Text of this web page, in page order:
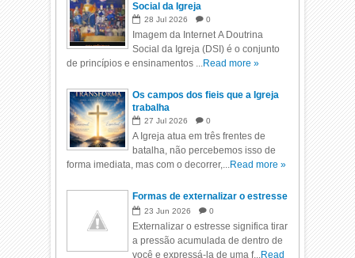
Social da Igreja
28 Jul 2026 0
Imagem da Internet A Doutrina
Social da Igreja (DSI) é o conjunto
de princípios e ensinamentos ...Read more »
Os campos dos fieis que a Igreja
trabalha
27 Jul 2026 0
A Igreja atua em três frentes de
batalha, não percebemos isso de
forma imediata, mas com o decorrer,...Read more »
Formas de externalizar o estresse
23 Jun 2026 0
Externalizar o estresse significa tirar
a pressão acumulada de dentro de
você e expressá-la de uma f...Read